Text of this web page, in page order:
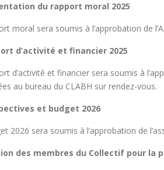
du rapport moral 2025
moral sera soumis à l’approbation de
d’activité et financier 2025
d’activité et financier sera soumis à
au bureau du CLABH sur rendez-vous.
et budget 2026
2026 sera soumis à l’approbation de
des membres du Collectif pour la